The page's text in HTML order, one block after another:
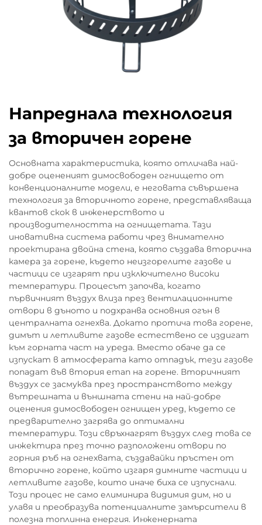
Напреднала технология
за вторичен горене
Основната характеристика, която отличава най-
добре оцененият димосвободен огнището от
конвенционалните модели, е неговата съвършена
технология за вторичното горене, представляваща
квантов скок в инженерството и
производителността на огнищетата. Тази
иновативна система работи чрез внимателно
проектирана двойна стена, която създава вторична
камера за горене, където неизгорелите газове и
частици се изгарят при изключително високи
температури. Процесът започва, когато
първичният въздух влиза през вентилационните
отвори в дъното и подхранва основния огън в
централната огнехва. Докато протича това горене,
димът и летливите газове естествено се издигат
към горната част на уреда. Вместо обаче да се
изпускат в атмосферата като отпадък, тези газове
попадат във втория етап на горене. Вторичният
въздух се засмуква през пространството между
вътрешната и външната стени на най-добре
оценения димосвободен огнищен уред, където се
предварително загрява до оптимални
температури. Този свръхнагрят въздух след това се
инжектира през точно разположени отвори по
горния ръб на огнехвата, създавайки пръстен от
вторично горене, който изгаря димните частици и
летливите газове, които иначе биха се изпуснали.
Този процес не само елиминира видимия дим, но и
улавя и преобразува потенциалните замърсители в
полезна топлинна енергия. Инженерната